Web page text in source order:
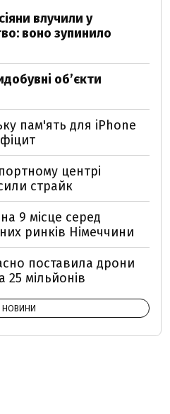
влучили у
воно зупинило
обʼєкти
пам'ять для iPhone
центрі
страйк
9 місце серед
ринків Німеччини
поставила дрони
мільйонів
НОВИНИ